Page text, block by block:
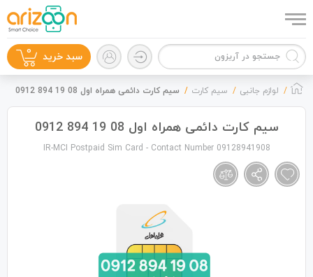
گوشی موبایل
سبد خرید 0
لوازم جانبی سیم کارت سیم کارت دائمی همراه اول 08 19 894 0912
سیم کارت دائمی همراه اول 08 19 894 0912
IR-MCI Postpaid Sim Card - Contact Number 09128941908